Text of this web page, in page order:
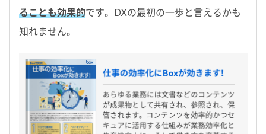
ることも効果的です。DXの最初の一歩と言えるかも
知れません。